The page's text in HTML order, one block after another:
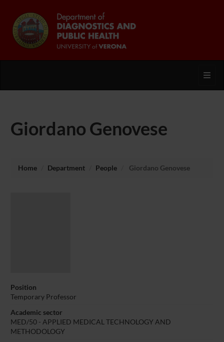
Giordano Genovese
Home Department People Giordano Genovese
Position
Temporary Professor
Academic sector
MED/50 - APPLIED MEDICAL TECHNOLOGY AND
METHODOLOGY